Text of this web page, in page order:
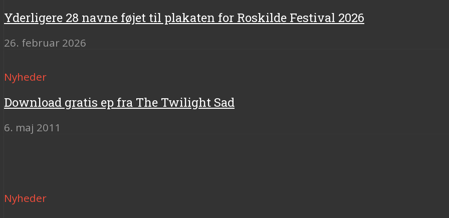
Yderligere 28 navne føjet til plakaten for Roskilde Festival 2026
26. februar 2026
Nyheder
Download gratis ep fra The Twilight Sad
6. maj 2011
Nyheder